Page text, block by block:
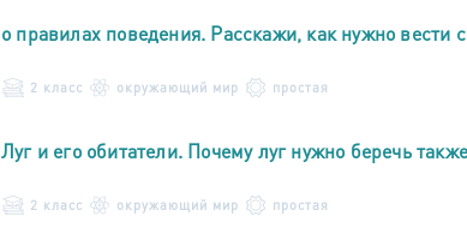
о правилах поведения. Расскажи, как нужно вести
2 класс окружающий мир простая
Луг и его обитатели. Почему луг нужно беречь
2 класс окружающий мир простая